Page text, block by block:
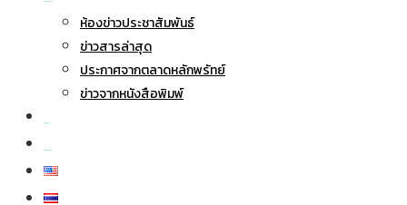
ห้องข่าวประชาสัมพันธ์
ข่าวสารล่าสุด
ประกาศจากตลาดหลักพรัทย์
ข่าวจากหนังสือพิมพ์